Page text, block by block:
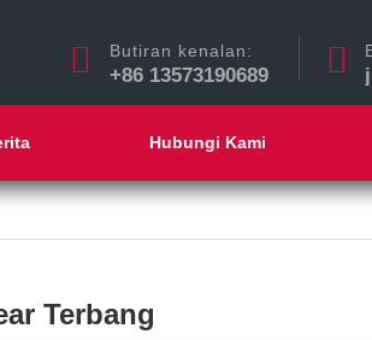
Butiran kenalan:
+86 13573190689
Hubungi Kami
Terbang